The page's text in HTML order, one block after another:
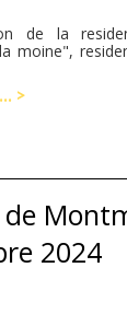
de la
moine",
>
de
2024